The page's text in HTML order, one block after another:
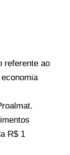
referente ao
R$ 1